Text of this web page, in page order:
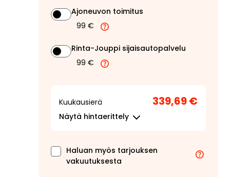
Ajoneuvon toimitus
99 €
Rinta-Jouppi sijaisautopalvelu
99 €
Kuukausierä 339,69 €
Näytä hintaerittely
Haluan myös tarjouksen
vakuutuksesta